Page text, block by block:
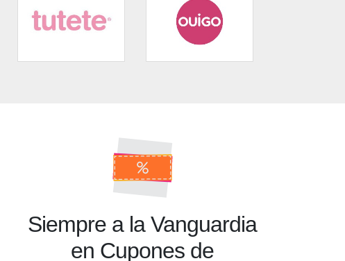
Siempre a la Vanguardia
en Cupones de